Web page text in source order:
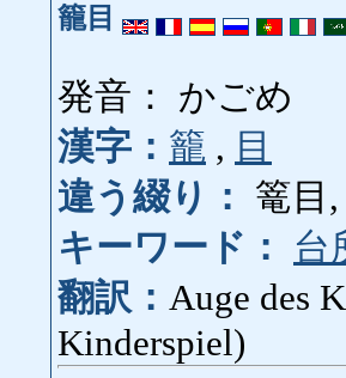
籠目
発音： かごめ
漢字： 籠 , 目
違う綴り：
篭目
キーワード：
台
翻訳： Auge des
Kinderspiel)